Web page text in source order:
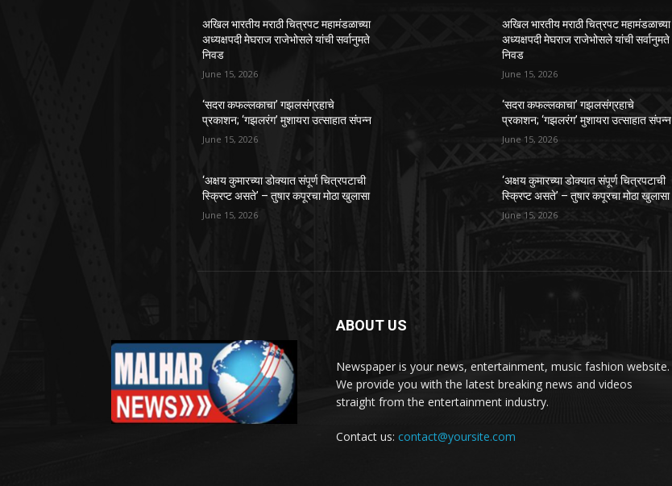
अखिल भारतीय मराठी चित्रपट महामंडळाच्या
अध्यक्षपदी मेघराज राजेभोसले यांची सर्वानुमते
निवड
June 15, 2026
‘सदरा कफल्लकाचा’ गझलसंग्रहाचे
प्रकाशन; ‘गझलरंग’ मुशायरा उत्साहात संपन्न
June 15, 2026
‘अक्षय कुमारच्या डोक्यात संपूर्ण चित्रपटाची
स्क्रिप्ट असते’ – तुषार कपूरचा मोठा खुलासा
June 15, 2026
अखिल भारतीय मराठी चित्रपट महामंडळाच्या
अध्यक्षपदी मेघराज राजेभोसले यांची सर्वानुमते
निवड
June 15, 2026
‘सदरा कफल्लकाचा’ गझलसंग्रहाचे
प्रकाशन; ‘गझलरंग’ मुशायरा उत्साहात संपन्न
June 15, 2026
‘अक्षय कुमारच्या डोक्यात संपूर्ण चित्रपटाची
स्क्रिप्ट असते’ – तुषार कपूरचा मोठा खुलासा
June 15, 2026
ABOUT US
Newspaper is your news, entertainment, music fashion website.
We provide you with the latest breaking news and videos
straight from the entertainment industry.
Contact us: contact@yoursite.com